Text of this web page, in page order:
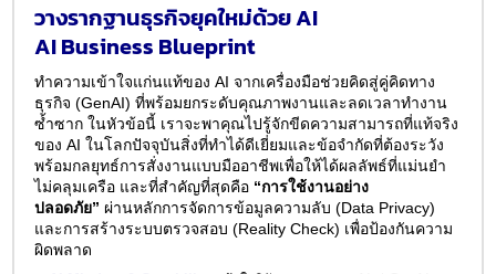
วางรากฐานธุรกิจยุคใหม่ด้วย AI
AI Business Blueprint
ทำความเข้าใจแก่นแท้ของ AI จากเครื่องมือช่วยคิดสู่คู่คิดทาง
ธุรกิจ (GenAI) ที่พร้อมยกระดับคุณภาพงานและลดเวลาทำงาน
ซ้ำซาก ในหัวข้อนี้ เราจะพาคุณไปรู้จักขีดความสามารถที่แท้จริง
ของ AI ในโลกปัจจุบันสิ่งที่ทำได้ดีเยี่ยมและข้อจำกัดที่ต้องระวัง
พร้อมกลยุทธ์การสั่งงานแบบมืออาชีพเพื่อให้ได้ผลลัพธ์ที่แม่นยำ
ไม่คลุมเครือ และที่สำคัญที่สุดคือ “การใช้งานอย่าง
ปลอดภัย” ผ่านหลักการจัดการข้อมูลความลับ (Data Privacy)
และการสร้างระบบตรวจสอบ (Reality Check) เพื่อป้องกันความ
ผิดพลาด